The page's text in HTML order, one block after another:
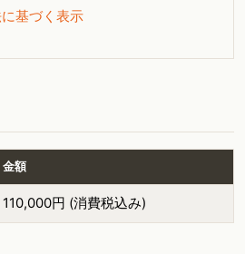
基づく表示
金額
110,000円 (消費税込み)